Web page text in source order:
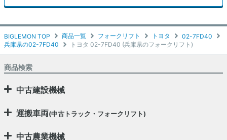
BIGLEMON TOP 商品一覧 フォークリフト トヨタ
02-7FD40
兵庫県の02-7FD40
トヨタ 02-7FD40 (兵庫県のフォークリフト)
商品検索
中古建設機械
運搬車両(中古トラック・フォークリフト)
中古農業機械